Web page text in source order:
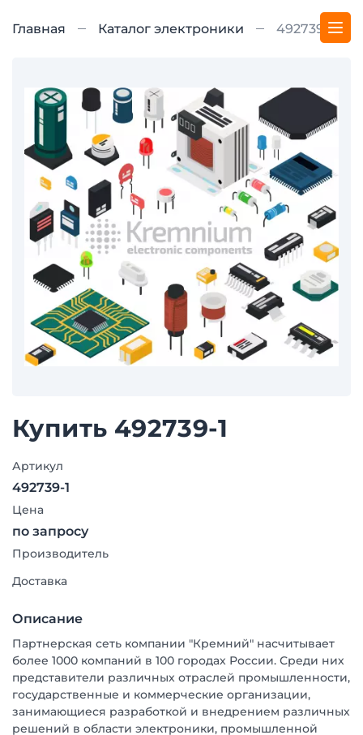
Главная Каталог электроники 492739-1
Купить 492739-1
Артикул
492739-1
Цена
по запросу
Производитель
Доставка
Описание
Партнерская сеть компании "Кремний" насчитывает
более 1000 компаний в 100 городах России. Среди них
представители различных отраслей промышленности,
государственные и коммерческие организации,
занимающиеся разработкой и внедрением различных
решений в области электроники, промышленной